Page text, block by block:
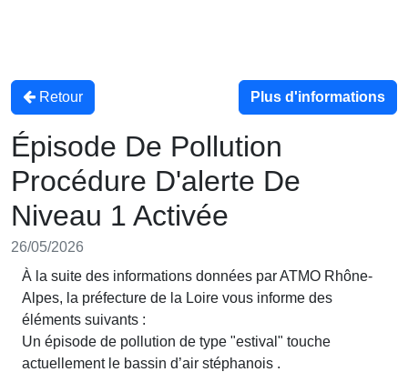
Retour Plus d'informations
Épisode De Pollution
Procédure D'alerte De
Niveau 1 Activée
26/05/2026
À la suite des informations données par ATMO Rhône-
Alpes, la préfecture de la Loire vous informe des
éléments suivants :
Un épisode de pollution de type "estival" touche
actuellement le bassin d’air stéphanois .